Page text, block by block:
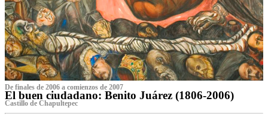
De finales de 2006 a comienzos de 2007
El buen ciudadano: Benito Juárez (1806-2006)
Castillo de Chapultepec